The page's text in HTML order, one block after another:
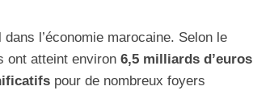
l’économie marocaine. Selon le
ont atteint environ 6,5 milliards d’euros
pour de nombreux foyers